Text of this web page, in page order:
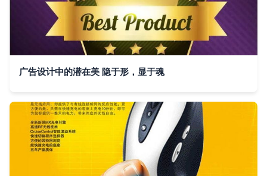
广告设计中的潜在美 隐于形，显于魂